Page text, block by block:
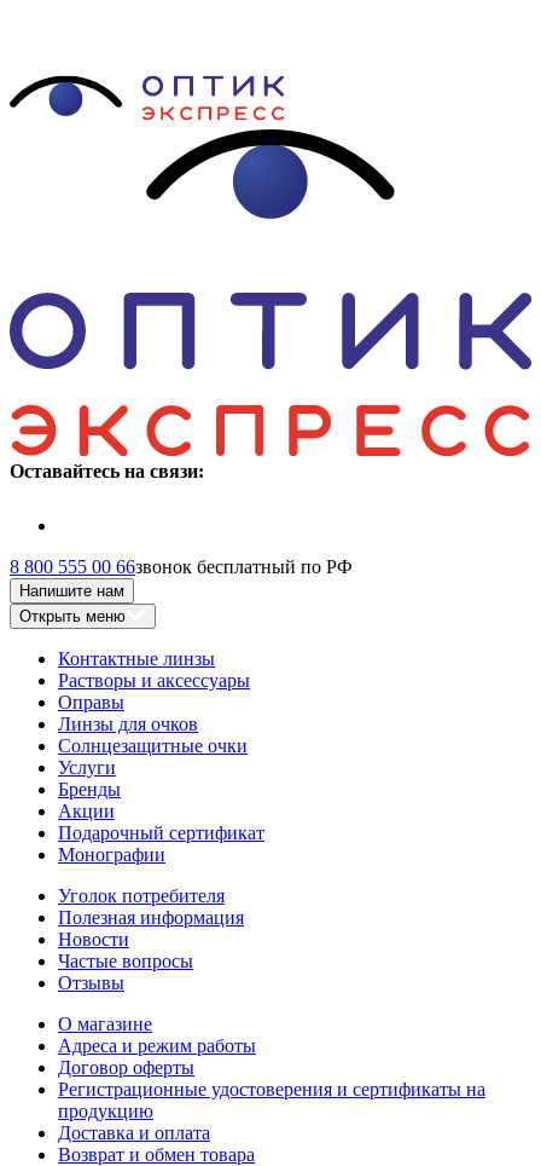
Оставайтесь на связи:
8 800 555 00 66звонок бесплатный по РФ
Напишите нам
Открыть меню
Контактные линзы
Растворы и аксессуары
Оправы
Линзы для очков
Солнцезащитные очки
Услуги
Бренды
Акции
Подарочный сертификат
Монографии
Уголок потребителя
Полезная информация
Новости
Частые вопросы
Отзывы
О магазине
Адреса и режим работы
Договор оферты
Регистрационные удостоверения и сертификаты на
продукцию
Доставка и оплата
Возврат и обмен товара